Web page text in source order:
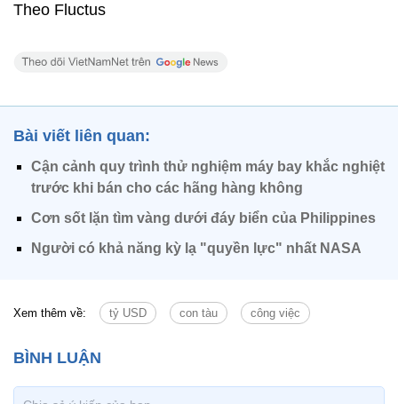
Theo Fluctus
Bài viết liên quan:
Cận cảnh quy trình thử nghiệm máy bay khắc nghiệt
trước khi bán cho các hãng hàng không
Cơn sốt lặn tìm vàng dưới đáy biển của Philippines
Người có khả năng kỳ lạ "quyền lực" nhất NASA
Xem thêm về: tỷ USD con tàu công việc